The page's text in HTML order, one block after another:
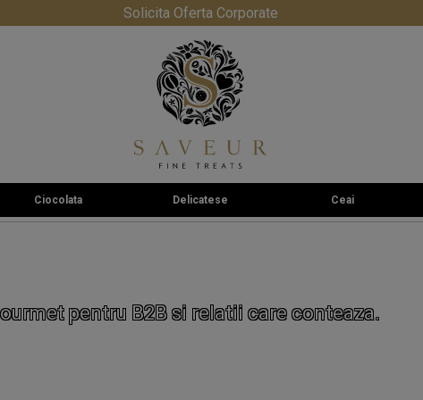
Solicita Oferta Corporate
Ciocolata Delicatese Ceai
pentru B2B si relatii care conteaza.